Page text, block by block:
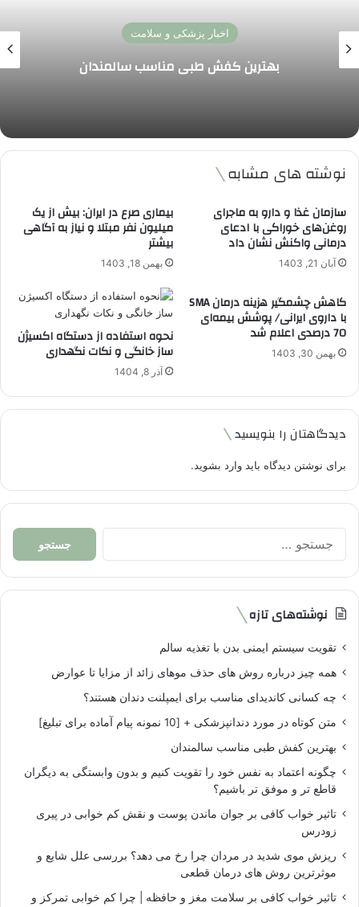
اخبار پزشکی و سلامت
بهترین کفش طبی مناسب سالمندان
نوشته های مشابه
سازمان غذا و دارو به ماجرای
روغن‌های خوراکی با ادعای
درمانی واکنش نشان داد
آبان 21, 1403
بیماری صرع در ایران: بیش از یک
میلیون نفر مبتلا و نیاز به آگاهی
بیشتر
بهمن 18, 1403
کاهش چشمگیر هزینه درمان SMA
با داروی ایرانی/ پوشش بیمه‌ای
70 درصدی اعلام شد
بهمن 30, 1403
نحوه استفاده از دستگاه اکسیژن
ساز خانگی و نکات نگهداری
آذر 8, 1404
دیدگاهتان را بنویسید
برای نوشتن دیدگاه باید وارد بشوید.
جستجو
برای:
نوشته‌های تازه
تقویت سیستم ایمنی بدن با تغذیه سالم
همه چیز درباره روش های حذف موهای زائد از مزایا تا عوارض
چه کسانی کاندیدای مناسب برای ایمپلنت دندان هستند؟
متن کوتاه در مورد دندانپزشکی + [10 نمونه پیام آماده برای تبلیغ]
بهترین کفش طبی مناسب سالمندان
چگونه اعتماد به نفس خود را تقویت کنیم و بدون وابستگی به دیگران
قاطع تر و موفق تر باشیم؟
تاثیر خواب کافی بر جوان ماندن پوست و نقش کم خوابی در پیری
زودرس
ریزش موی شدید در مردان چرا رخ می دهد؟ بررسی علل شایع و
موثرترین روش های درمان قطعی
تاثیر خواب کافی بر سلامت مغز و حافظه | چرا کم خوابی تمرکز و